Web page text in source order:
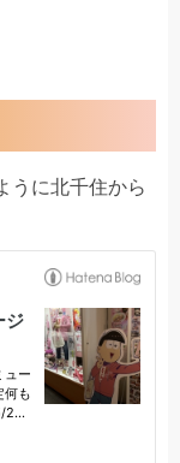
うに北千住から